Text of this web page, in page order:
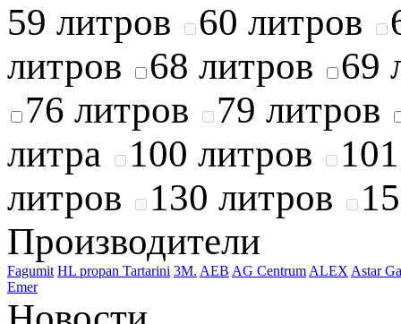
59 литров
60 литров
литров
68 литров
69
76 литров
79 литров
литра
100 литров
литров
130 литров
Производители
Fagumit HL propan Tartarini 3M. AEB AG Centrum ALEX Astar
Emer